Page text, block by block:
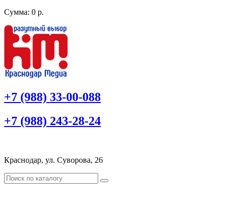
Сумма: 0 р.
+7 (988) 33-00-088
+7 (988) 243-28-24
Краснодар, ул. Суворова, 26